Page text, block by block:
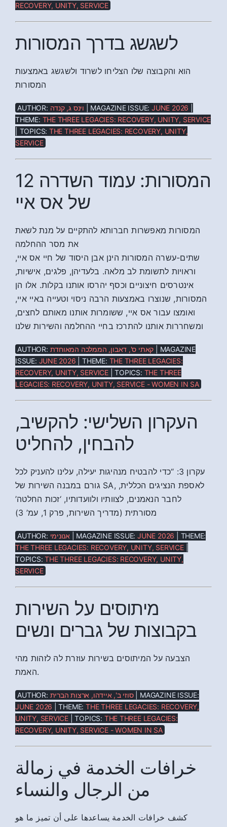
RECOVERY, UNITY, SERVICE
לשגשג בדרך המסורות
הוא והקבוצה שלו הצליחו לשרוד ולשגשג באמצעות
המסורות
AUTHOR: וינס ג, קנדה | MAGAZINE ISSUE: JUNE 2026
THEME: THE THREE LEGACIES: RECOVERY, UNITY, SERVICE
| TOPICS: THE THREE LEGACIES: RECOVERY, UNITY,
SERVICE
12 המסורות: עמוד השדרה
של אס איי
המסורות מאפשרות חברותא להתקיים על מנת לשאת
את מסר ההחלמה
שתים-עשרה המסורות הינן אבן היסוד של חיי אס איי,
וראויות לתשומת לב מלאה. בלעדיהן, פלגים, אישיות,
אינטרסים חיצוניים וכסף יהרסו אותנו בקלות. אלו הן
המסורות, שנוצרו באמצעות הרבה ניסוי וטעייה באיי איי,
ואומצו עבור אס איי, ששומרות אותנו מאותם לחצים,
ומשחררות אותנו להתרכז בחיי ההחלמה והשירות שלנו
AUTHOR: קאתי ס', דאבון, הממלכה המאוחדת | MAGAZINE
ISSUE: JUNE 2026 | THEME: THE THREE LEGACIES:
RECOVERY, UNITY, SERVICE| TOPICS: THE THREE
LEGACIES: RECOVERY, UNITY, SERVICE - WOMEN IN SA
העקרון השלישי: להקשיב,
להבחין, להחליט
עקרון 3: “כדי להבטיח מנהיגות יעילה, עלינו להעניק לכל
גורם במבנה השירות של SA, לאספת הנציגים הכללית,
לחבר הנאמנים, לצוותיו ולוועדותיו, ‘זכות החלטה’
מסורתית (מדריך השירות, פרק 1, עמ’ 3)
AUTHOR: אנונימי | MAGAZINE ISSUE:JUNE 2026 | THEME:
THE THREE LEGACIES: RECOVERY, UNITY, SERVICE|
TOPICS:THE THREE LEGACIES: RECOVERY, UNITY,
SERVICE
מיתוסים על השירות
בקבוצות של גברים ונשים
הצבעה על המיתוסים בשירות עוזרת לה לזהות מהי
האמת.
AUTHOR: סוזי ב', איידהו, ארצות הברית| MAGAZINE ISSUE:
JUNE 2026 | THEME:THE THREE LEGACIES: RECOVERY,
UNITY, SERVICE | TOPICS: THE THREE LEGACIES:
RECOVERY, UNITY, SERVICE - WOMEN IN SA
خرافات الخدمة في زمالة
من الرجال والنساء
كشف خرافات الخدمة يساعدها على أن تميز ما هو